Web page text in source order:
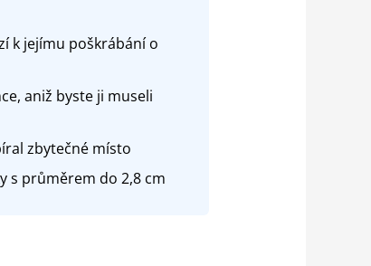
k jejímu poškrábání o
aniž byste ji museli
zbytečné místo
s průměrem do 2,8 cm